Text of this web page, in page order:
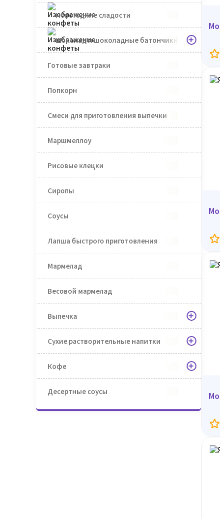
Новогодние сладости
Шоколад и шоколадные батончики
Готовые завтраки
Попкорн
Смеси для приготовления выпечки
Маршмеллоу
Рисовые клецки
Сиропы
Соусы
Лапша быстрого приготовления
Мармелад
Весовой мармелад
Выпечка
Сухие растворительные напитки
Кофе
Десертные соусы